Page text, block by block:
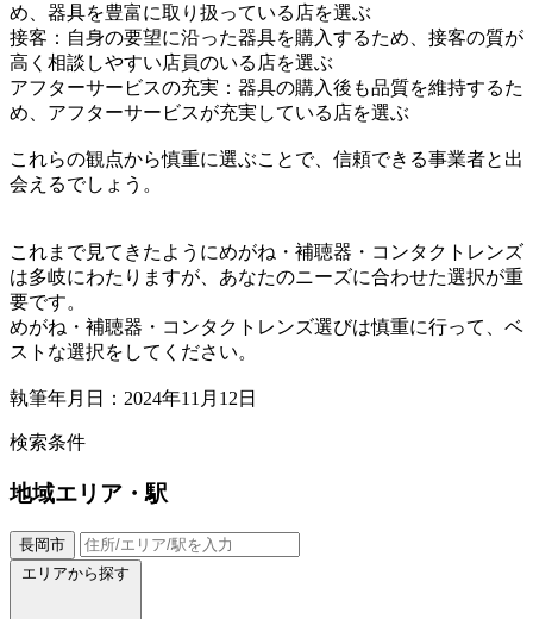
め、器具を豊富に取り扱っている店を選ぶ
接客：自身の要望に沿った器具を購入するため、接客の質が
高く相談しやすい店員のいる店を選ぶ
アフターサービスの充実：器具の購入後も品質を維持するた
め、アフターサービスが充実している店を選ぶ
これらの観点から慎重に選ぶことで、信頼できる事業者と出
会えるでしょう。
これまで見てきたようにめがね・補聴器・コンタクトレンズ
は多岐にわたりますが、あなたのニーズに合わせた選択が重
要です。
めがね・補聴器・コンタクトレンズ選びは慎重に行って、ベ
ストな選択をしてください。
執筆年月日：2024年11月12日
検索条件
地域エリア・駅
長岡市
エリアから探す